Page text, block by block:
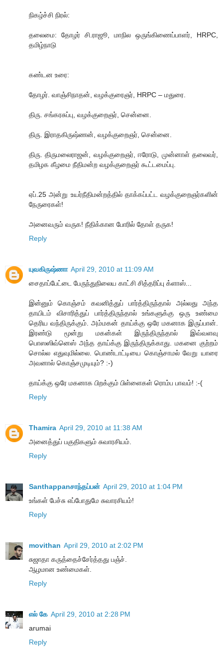
நிகழ்ச்சி நிரல்:
தலைமை: தோழர் சி.ராஜூ, மாநில ஒருங்கிணைப்பாளர், HRPC,
தமிழ்நாடு
கண்டன உரை:
தோழர். வாஞ்சிநாதன், வழக்குரைஞர், HRPC – மதுரை.
திரு. சங்கரசுப்பு, வழக்குறைஞர், சென்னை.
திரு. இராதகிருஷ்ணன், வழக்குறைஞர், சென்னை.
திரு. திருமலைராஜன், வழக்குறைஞர், ஈரோடு, முன்னாள் தலைவர்,
தமிழக கீழமை நீதிமன்ற வழக்குறைஞர் கூட்டமைப்பு.
ஏப்.25 அன்று உயர்நீதிமன்றத்தில் தாக்கப்பட்ட வழக்குறைஞர்களின்
நேருரைகள்!
அனைவரும் வருக! நீதிக்கான போரில் தோள் தருக!
Reply
யுவகிருஷ்ணா April 29, 2010 at 11:09 AM
சைதாப்பேட்டை பேருந்துநிலைய காட்சி சித்தரிப்பு க்ளாஸ்...
இன்னும் கொஞ்சம் கவனித்துப் பார்த்திருந்தால் அல்லது அந்த
தாயிடம் விசாரித்துப் பார்த்திருந்தால் உங்களுக்கு ஒரு உண்மை
தெரிய வந்திருக்கும். அம்மகன் தாய்க்கு ஒரே மகனாக இருப்பான்.
இரண்டு மூன்று மகன்கள் இருந்திருந்தால் இவ்வளவு
பொஸஸிவ்னெஸ் அந்த தாய்க்கு இருந்திருக்காது. மகனை குற்றம்
சொல்ல எதுவுமில்லை. பொண்டாட்டியை கொஞ்சாமல் வேறு யாரை
அவனால் கொஞ்சமுடியும்? :-)
தாய்க்கு ஒரே மகனாக பிறக்கும் பிள்ளைகள் ரொம்ப பாவம்! :-(
Reply
Thamira April 29, 2010 at 11:38 AM
அனைத்துப் பகுதிகளும் சுவாரசியம்.
Reply
Santhappanசாந்தப்பன் April 29, 2010 at 1:04 PM
உங்கள் பேச்சு எப்போதுமே சுவாரசியம்!
Reply
movithan April 29, 2010 at 2:02 PM
சுஜாதா கருத்தைச்சேர்த்தது பஞ்ச்.
ஆழமான உண்மைகள்.
Reply
எல் கே April 29, 2010 at 2:28 PM
arumai
Reply